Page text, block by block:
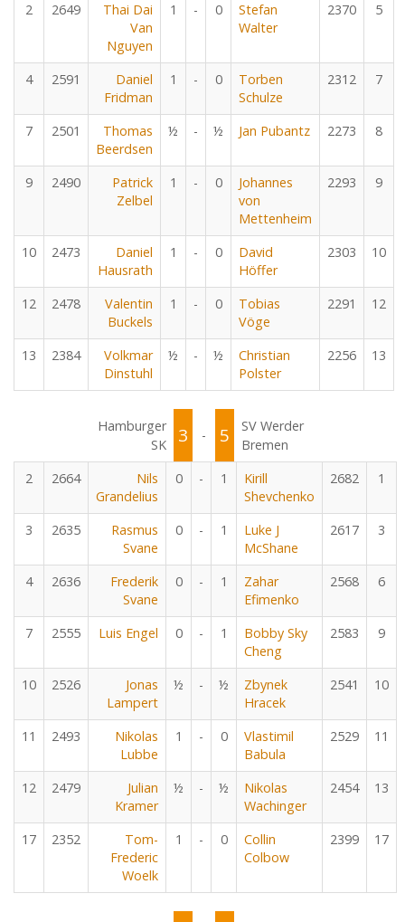
2 2649
Thai Dai
Van
Nguyen
1 - 0
Stefan
Walter
2370 5
4 2591
Daniel
Fridman
1 - 0
Torben
Schulze
2312 7
7 2501
Thomas
Beerdsen
½ - ½ Jan Pubantz 2273 8
9 2490
Patrick
Zelbel
1 - 0
Johannes
von
Mettenheim
2293 9
10 2473
Daniel
Hausrath
1 - 0
David
Höffer
2303 10
12 2478
Valentin
Buckels
1 - 0
Tobias
Vöge
2291 12
13 2384
Volkmar
Dinstuhl
½ - ½
Christian
Polster
2256 13
Hamburger
SK
3 - 5
SV Werder
Bremen
2
2664
Nils
Grandelius
0 - 1
Kirill
Shevchenko
2682 1
3 2635
Rasmus
Svane
0 - 1
Luke J
McShane
2617 3
4 2636
Frederik
Svane
0 - 1
Zahar
Efimenko
2568 6
7 2555 Luis Engel 0 - 1
Bobby Sky
Cheng
2583 9
10 2526
Jonas
Lampert
½ - ½
Zbynek
Hracek
2541 10
11 2493
Nikolas
Lubbe
1 - 0
Vlastimil
Babula
2529 11
12 2479
Julian
Kramer
½ - ½
Nikolas
Wachinger
2454 13
17 2352
Tom-
Frederic
Woelk
1 - 0
Collin
Colbow
2399 17